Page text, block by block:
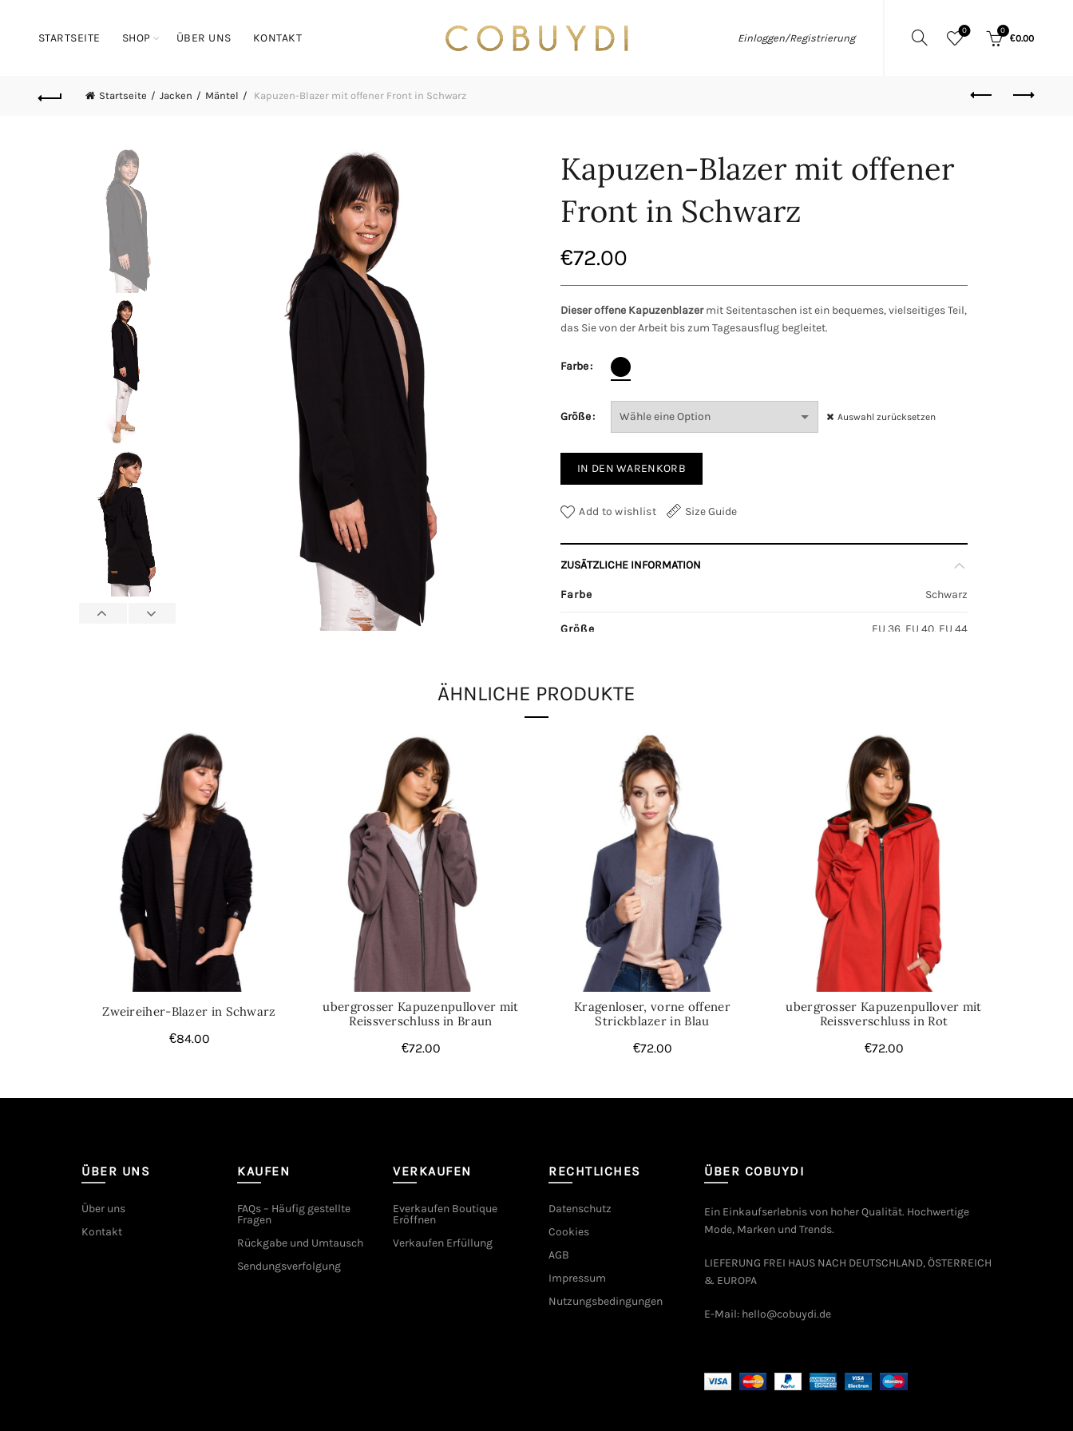
STARTSEITE SHOP ÜBER UNS KONTAKT Einloggen/Registrierung
0 0
€0.00
Startseite Jacken Mäntel Kapuzen-Blazer mit offener Front in Schwarz
Kapuzen-Blazer mit offener
Front in Schwarz
€72.00
Dieser offene Kapuzenblazermit Seitentaschen ist ein bequemes, vielseitiges Teil,
das Sie von der Arbeit bis zum Tagesausflug begleitet.
Farbe
Größe Auswahl zurücksetzen
IN DEN WARENKORB
Add to wishlist Size Guide
ZUSÄTZLICHE INFORMATION
Farbe Schwarz
Größe EU 36, EU 40, EU 44
ÄHNLICHE PRODUKTE
Zweireiher-Blazer in Schwarz
€84.00
ubergrosser Kapuzenpullover mit
Reissverschluss in Braun
€72.00
Kragenloser, vorne offener
Strickblazer in Blau
€72.00
ubergrosser Kapuzenpullover mit
Reissverschluss in Rot
€72.00
ÜBER UNS
Über uns
Kontakt
KAUFEN
FAQs – Häufig gestellte
Fragen
Rückgabe und Umtausch
Sendungsverfolgung
VERKAUFEN
Everkaufen Boutique
Eröffnen
Verkaufen Erfüllung
RECHTLICHES
Datenschutz
Cookies
AGB
Impressum
Nutzungsbedingungen
ÜBER COBUYDI
Ein Einkaufserlebnis von hoher Qualität. Hochwertige
Mode, Marken und Trends.
LIEFERUNG FREI HAUS NACH DEUTSCHLAND, ÖSTERREICH
& EUROPA
E-Mail: hello@cobuydi.de